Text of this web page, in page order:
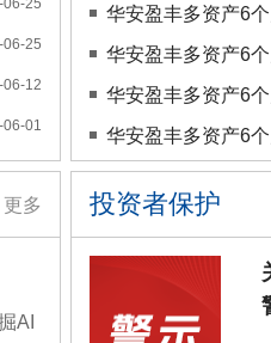
25
25
12
01
华安盈丰多资产6
华安盈丰多资产6
华安盈丰多资产6
华安盈丰多资产6
更多
AI
投资者保护